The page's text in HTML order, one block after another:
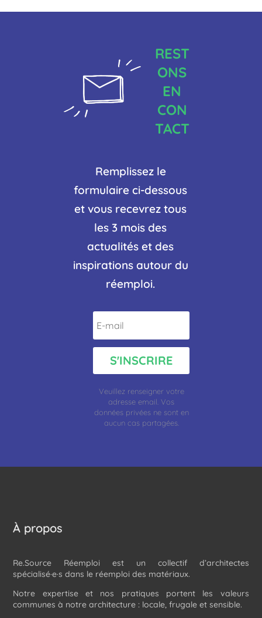
REST
ONS
EN
CON
TACT
Remplissez le
formulaire ci-dessous
et vous recevrez tous
les 3 mois des
actualités et des
inspirations autour du
réemploi.
S'INSCRIRE
Veuillez renseigner votre
adresseemail.Vos
données privées ne sont en
aucun cas partagées.
À propos
Re.Source Réemploi est un collectif d’architectes
spécialisé·e·s dans le réemploi des matériaux.
Notre expertise et nos pratiques portent les valeurs
communes à notre architecture : locale, frugale et sensible.